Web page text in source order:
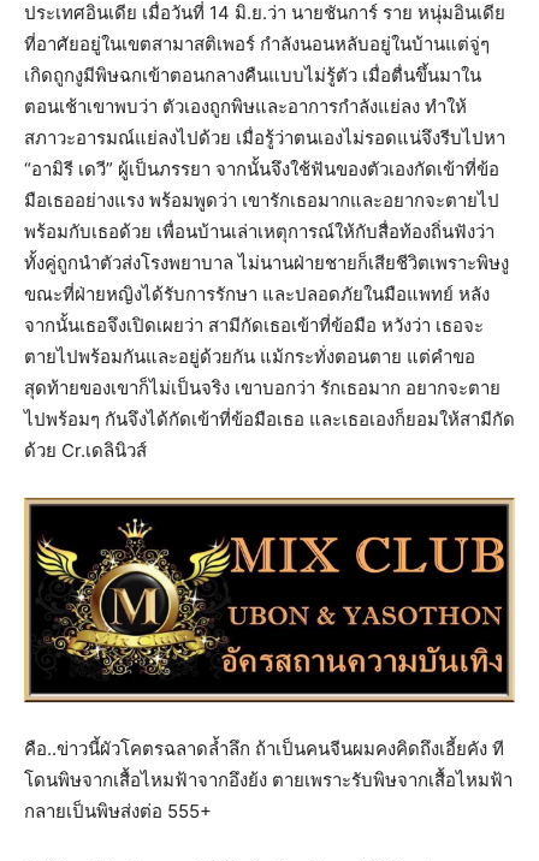
ประเทศอินเดีย เมื่อวันที่ 14 มิ.ย.ว่า นายชันการ์ ราย หนุ่มอินเดีย
ที่อาศัยอยู่ในเขตสามาสติเพอร์ กำลังนอนหลับอยู่ในบ้านแต่จู่ๆ
เกิดถูกงูมีพิษฉกเข้าตอนกลางคืนแบบไม่รู้ตัว เมื่อตื่นขึ้นมาใน
ตอนเช้าเขาพบว่า ตัวเองถูกพิษและอาการกำลังแย่ลง ทำให้
สภาวะอารมณ์แย่ลงไปด้วย เมื่อรู้ว่าตนเองไม่รอดแน่จึงรีบไปหา
“อามิรี เดวี” ผู้เป็นภรรยา จากนั้นจึงใช้ฟันของตัวเองกัดเข้าที่ข้อ
มือเธออย่างแรง พร้อมพูดว่า เขารักเธอมากและอยากจะตายไป
พร้อมกับเธอด้วย เพื่อนบ้านเล่าเหตุการณ์ให้กับสื่อท้องถิ่นฟังว่า
ทั้งคู่ถูกนำตัวส่งโรงพยาบาล ไม่นานฝ่ายชายก็เสียชีวิตเพราะพิษงู
ขณะที่ฝ่ายหญิงได้รับการรักษา และปลอดภัยในมือแพทย์ หลัง
จากนั้นเธอจึงเปิดเผยว่า สามีกัดเธอเข้าที่ข้อมือ หวังว่า เธอจะ
ตายไปพร้อมกันและอยู่ด้วยกัน แม้กระทั่งตอนตาย แต่คำขอ
สุดท้ายของเขาก็ไม่เป็นจริง เขาบอกว่า รักเธอมาก อยากจะตาย
ไปพร้อมๆ กันจึงได้กัดเข้าที่ข้อมือเธอ และเธอเองก็ยอมให้สามีกัด
ด้วย Cr.เดลินิวส์
คือ..ข่าวนี้ผัวโคตรฉลาดล้ำลึก ถ้าเป็นคนจีนผมคงคิดถึงเอี้ยคัง ที
โดนพิษจากเสื้อไหมฟ้าจากอึงย้ง ตายเพราะรับพิษจากเสื้อไหมฟ้า
กลายเป็นพิษส่งต่อ 555+